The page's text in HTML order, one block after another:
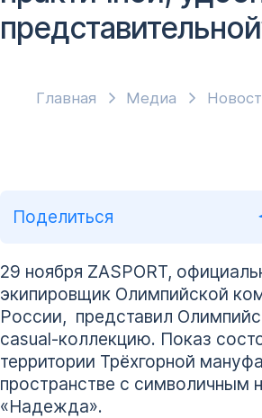
Главная Медиа
Поделиться
29 ноября ZASPORT,
экипировщик Олимпийской
России, представил
casual-коллекцию. Показ
территории Трёхгорной
пространстве с символичным
«Надежда».